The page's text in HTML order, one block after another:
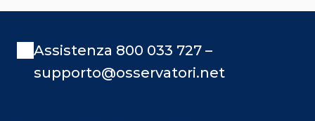
Assistenza 800 033 727 –
supporto@osservatori.net